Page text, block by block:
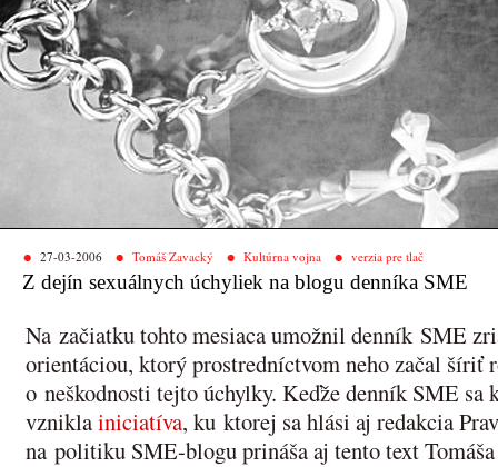
27-03-2006 Tomáš Zavacký Kultúrna vojna verzia pre tlač
Z dejín sexuálnych úchyliek na blogu denníka SME
Na začiatku tohto mesiaca umožnil denník SME
orientáciou, ktorý prostredníctvom neho začal šíriť
o neškodnosti tejto úchylky. Keďže denník SME
vzniklainiciatíva, ku ktorej sa hlási aj redakcia
na politiku SME-blogu prináša aj tento text